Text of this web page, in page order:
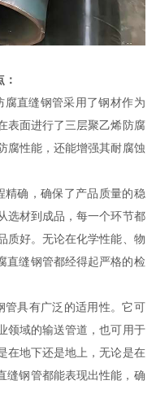
腐直缝钢管采用了钢材作为
表面进行了三层聚乙烯防腐
腐性能，还能增强其耐腐蚀
精确，确保了产品质量的稳
选材到成品，每一个环节都
质好。无论在化学性能、物
直缝钢管都经得起严格的检
管具有广泛的适用性。它可
领域的输送管道，也可用于
在地下还是地上，无论是在
缝钢管都能表现出性能，确